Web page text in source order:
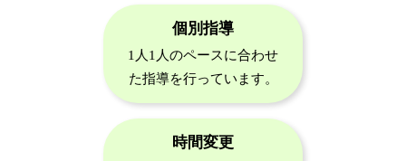
個別指導
1人1人のペースに合わせ
た指導を行っています。
時間変更